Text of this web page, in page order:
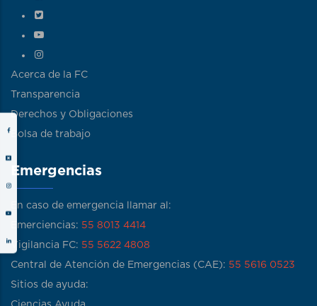
Acerca de la FC
Transparencia
Derechos y Obligaciones
Bolsa de trabajo
Emergencias
En caso de emergencia llamar al:
Emerciencias: 55 8013 4414
Vigilancia FC: 55 5622 4808
Central de Atención de Emergencias (CAE): 55 5616 0523
Sitios de ayuda: